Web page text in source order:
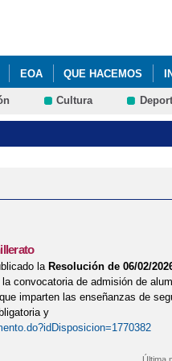
EOA QUE HACEMOS
Cultura
la Resolución de 06/02/
convocatoria de admisión de
imparten las enseñanzas de
y